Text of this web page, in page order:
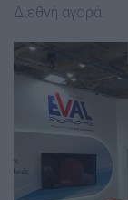
Διεθνή αγορά.